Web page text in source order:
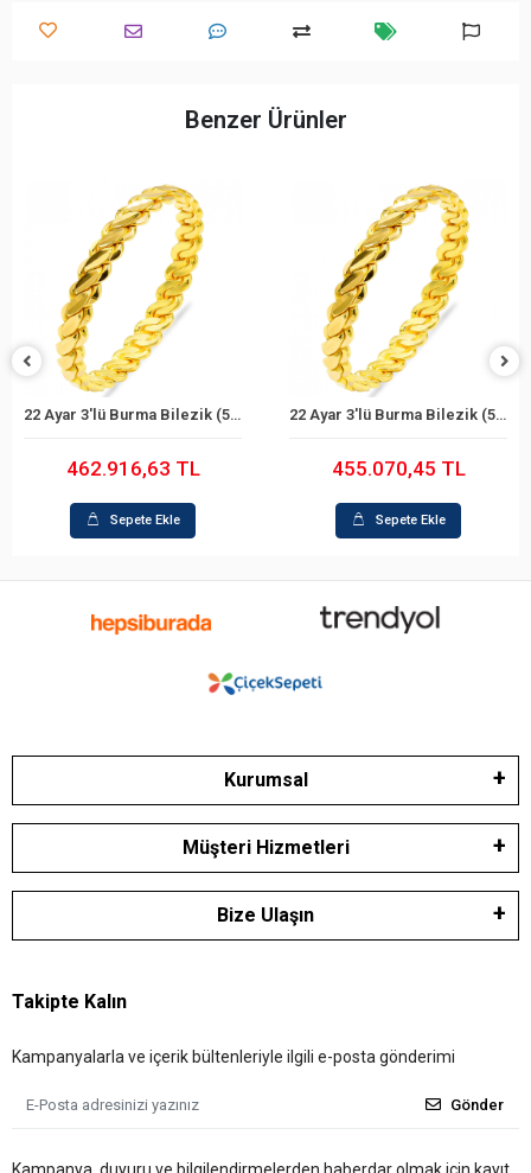
Benzer Ürünler
Sepete Ekle
22 Ayar 3'lü Burma Bilezik (59 Gram)
462.916,63 TL
Sepete Ekle
Sepete Ekle
22 Ayar 3'lü Burma Bilezik (58 Gram)
455.070,45 TL
Sepete Ekle
Kurumsal
Müşteri Hizmetleri
Bize Ulaşın
Takipte Kalın
Kampanyalarla ve içerik bültenleriyle ilgili e-posta gönderimi
Gönder